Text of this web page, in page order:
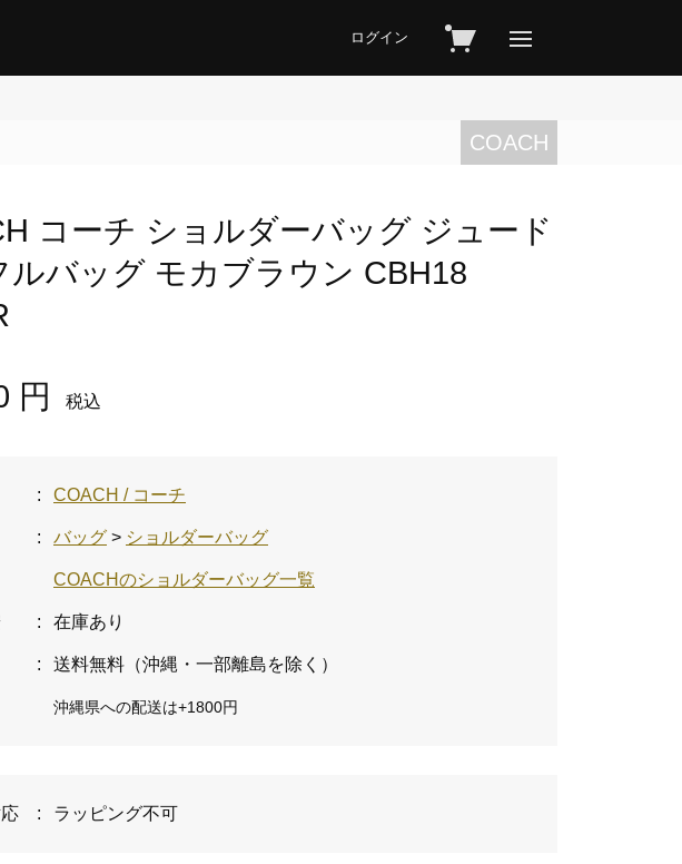
ログイン
COACH
コーチ ショルダーバッグ ジュード
ルバッグ モカブラウン CBH18
円 税込
: COACH / コーチ
: バッグ > ショルダーバッグ
COACHのショルダーバッグ一覧
: 在庫あり
: 送料無料（沖縄・一部離島を除く）
沖縄県への配送は+1800円
: ラッピング不可